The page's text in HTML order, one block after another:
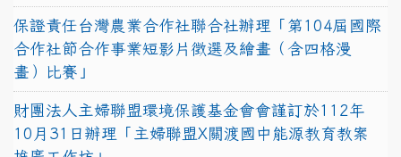
保證責任台灣農業合作社聯合社辦理「第104屆國際
合作社節合作事業短影片徵選及繪畫（含四格漫
畫）比賽」
財團法人主婦聯盟環境保護基金會會謹訂於112年
10月31日辦理「主婦聯盟X關渡國中能源教育教案